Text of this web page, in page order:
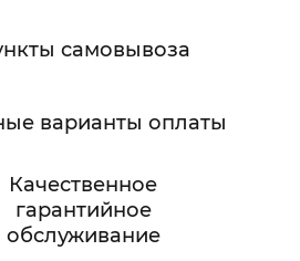
самовывоза
варианты оплаты
Качественное
гарантийное
обслуживание